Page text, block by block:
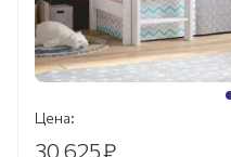
Цена:
30 625₽